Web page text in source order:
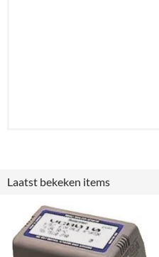
Laatst bekeken items